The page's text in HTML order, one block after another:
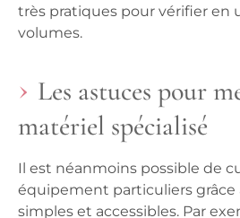
très pratiques pour vérifier en
volumes.
Les astuces pour
matériel spécialisé
Il est néanmoins possible de
équipement particuliers grâce
simples et accessibles. Par